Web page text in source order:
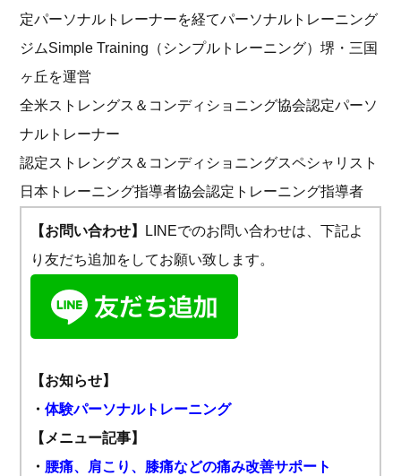
定パーソナルトレーナーを経てパーソナルトレーニング
ジムSimple Training（シンプルトレーニング）堺・三国
ヶ丘を運営
全米ストレングス＆コンディショニング協会認定パーソ
ナルトレーナー
認定ストレングス＆コンディショニングスペシャリスト
日本トレーニング指導者協会認定トレーニング指導者
【お問い合わせ】
LINEでのお問い合わせは、下記よ
り友だち追加をしてお願い致します。
【お知らせ】
・体験パーソナルトレーニング
【メニュー記事】
・ 腰痛、肩こり、膝痛などの痛み改善サポート